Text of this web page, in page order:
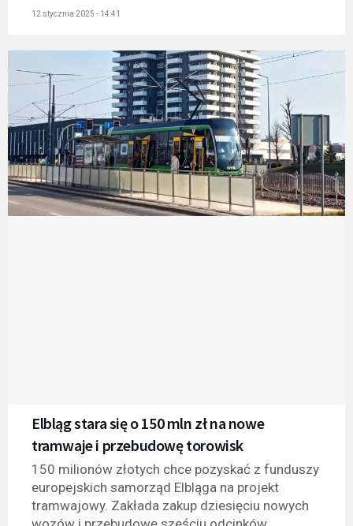
12 stycznia 2025 - 14:41
Elbląg stara się o 150 mln zł na nowe
tramwaje i przebudowę torowisk
150 milionów złotych chce pozyskać z funduszy
europejskich samorząd Elbląga na projekt
tramwajowy. Zakłada zakup dziesięciu nowych